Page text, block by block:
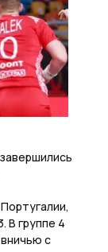
В группе 4
с